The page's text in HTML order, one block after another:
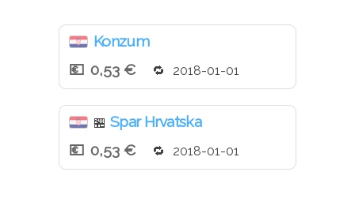
Konzum
0,53 €
2018-01-01
🏪 Spar Hrvatska
0,53 €
2018-01-01